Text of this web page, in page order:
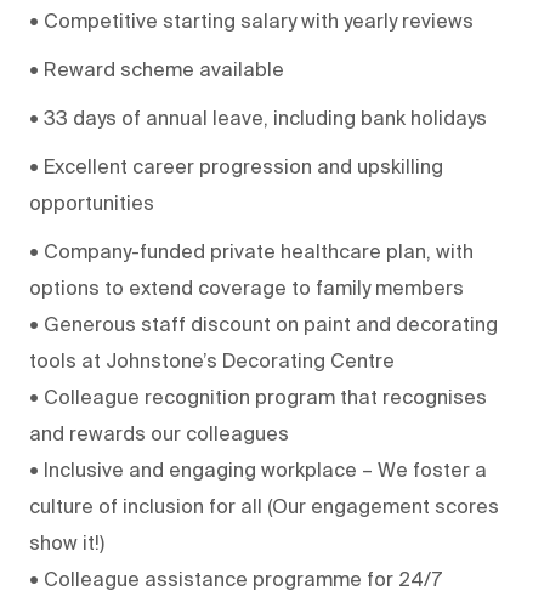
• Competitive starting salary with yearly reviews
• Reward scheme available
• 33 days of annual leave, including bank holidays
• Excellent career progression and upskilling
opportunities
• Company-funded private healthcare plan, with
options to extend coverage to family members
• Generous staff discount on paint and decorating
tools at Johnstone’s Decorating Centre
• Colleague recognition program that recognises
and rewards our colleagues
• Inclusive and engaging workplace – We foster a
culture of inclusion for all (Our engagement scores
show it!)
• Colleague assistance programme for 24/7